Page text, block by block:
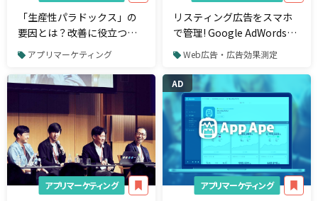
「生産性パラドックス」の
要因とは？改善に役立つア
プリ＆サービス3選
アプリマーケティング
リスティング広告をスマホ
で管理! Google AdWordsア
プリを解説
Web広告・広告効果測定
アプリマーケティング
AD
アプリマーケティング